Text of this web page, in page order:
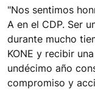
"Nos sentimos
A en el CDP. Ser
durante mucho
KONE y recibir
undécimo año
compromiso y